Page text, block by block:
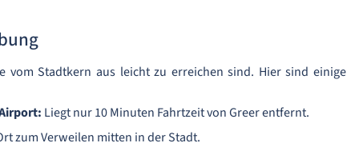
vom Stadtkern aus leicht zu erreichen sind. Hier sind einige
Liegt nur 10 Minuten Fahrtzeit von Greer entfernt.
zum Verweilen mitten in der Stadt.